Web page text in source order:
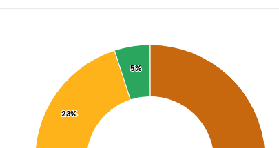
23%
23%
5%
5%